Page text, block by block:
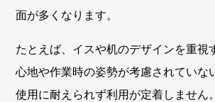
面が多くなります。
たとえば、イスや机のデザインを重視
心地や作業時の姿勢が考慮されていな
使用に耐えられず利用が定着しません